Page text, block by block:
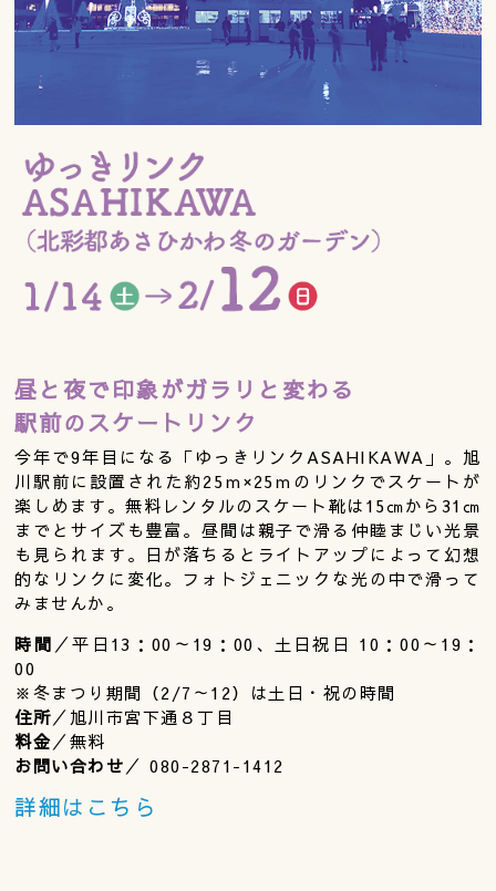
昼と夜で印象がガラリと変わる
駅前のスケートリンク
今年で9年目になる「ゆっきリンクASAHIKAWA」。旭
川駅前に設置された約25ｍ×25ｍのリンクでスケートが
楽しめます。無料レンタルのスケート靴は15㎝から31㎝
までとサイズも豊富。昼間は親子で滑る仲睦まじい光景
も見られます。日が落ちるとライトアップによって幻想
的なリンクに変化。フォトジェニックな光の中で滑って
みませんか。
時間 ／平日13：00～19：00、土日祝日 10：00～19：
00
※冬まつり期間（2/7～12）は土日・祝の時間
住所／旭川市宮下通８丁目
料金／無料
お問い合わせ／ 080-2871-1412
詳細はこちら